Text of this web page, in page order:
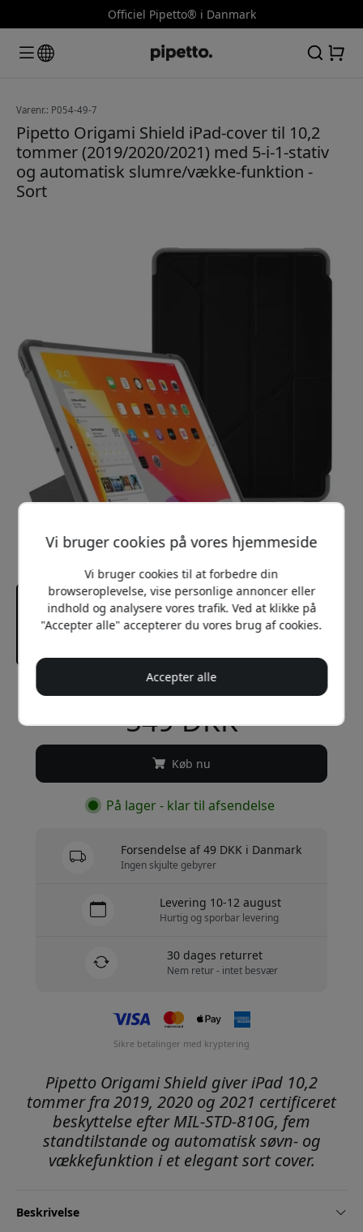
Officiel Pipetto® i Danmark
Varenr.: P054-49-7
Pipetto Origami Shield iPad-cover til 10,2
tommer (2019/2020/2021) med 5-i-1-stativ
og automatisk slumre/vække-funktion -
Sort
Anbefalet pris
549 DKK
Køb nu
På lager - klar til afsendelse
Forsendelse af 49 DKK i Danmark
Ingen skjulte gebyrer
Levering 10-12 august
Hurtig og sporbar levering
30 dages returret
Nem retur - intet besvær
Sikre betalinger med kryptering
Pipetto Origami Shield giver iPad 10,2
tommer fra 2019, 2020 og 2021 certificeret
beskyttelse efter MIL-STD-810G, fem
standtilstande og automatisk søvn- og
vækkefunktion i et elegant sort cover.
Beskrivelse
Vi bruger cookies på vores hjemmeside
Vi bruger cookies til at forbedre din
browseroplevelse, vise personlige annoncer eller
indhold og analysere vores trafik. Ved at klikke på
"Accepter alle" accepterer du vores brug af cookies.
Accepter alle